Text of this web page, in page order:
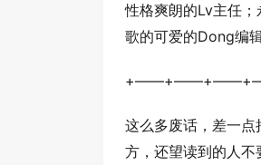
性格爽朗的Lv主任
歌的可爱的Dong编
这么多废话，差一
方，还望读到的人不